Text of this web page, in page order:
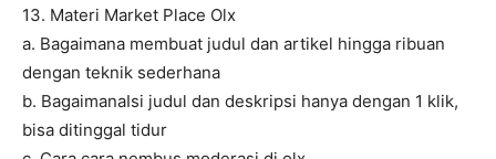
13. Materi Market Place Olx
a. Bagaimana membuat judul dan artikel hingga ribuan
dengan teknik sederhana
b. BagaimanaIsi judul dan deskripsi hanya dengan 1 klik,
bisa ditinggal tidur